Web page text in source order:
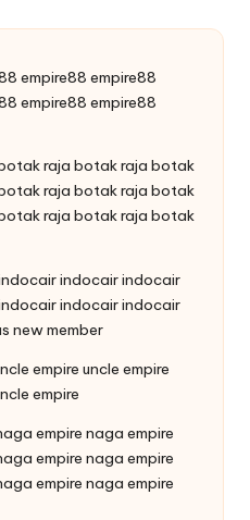
empire88 empire88
empire88 empire88
raja botakraja botak
raja botakraja botak
raja botakraja botak
indocairindocair
indocairindocair
new member
empire uncle empire
empire
empire naga empire
empire naga empire
empire naga empire